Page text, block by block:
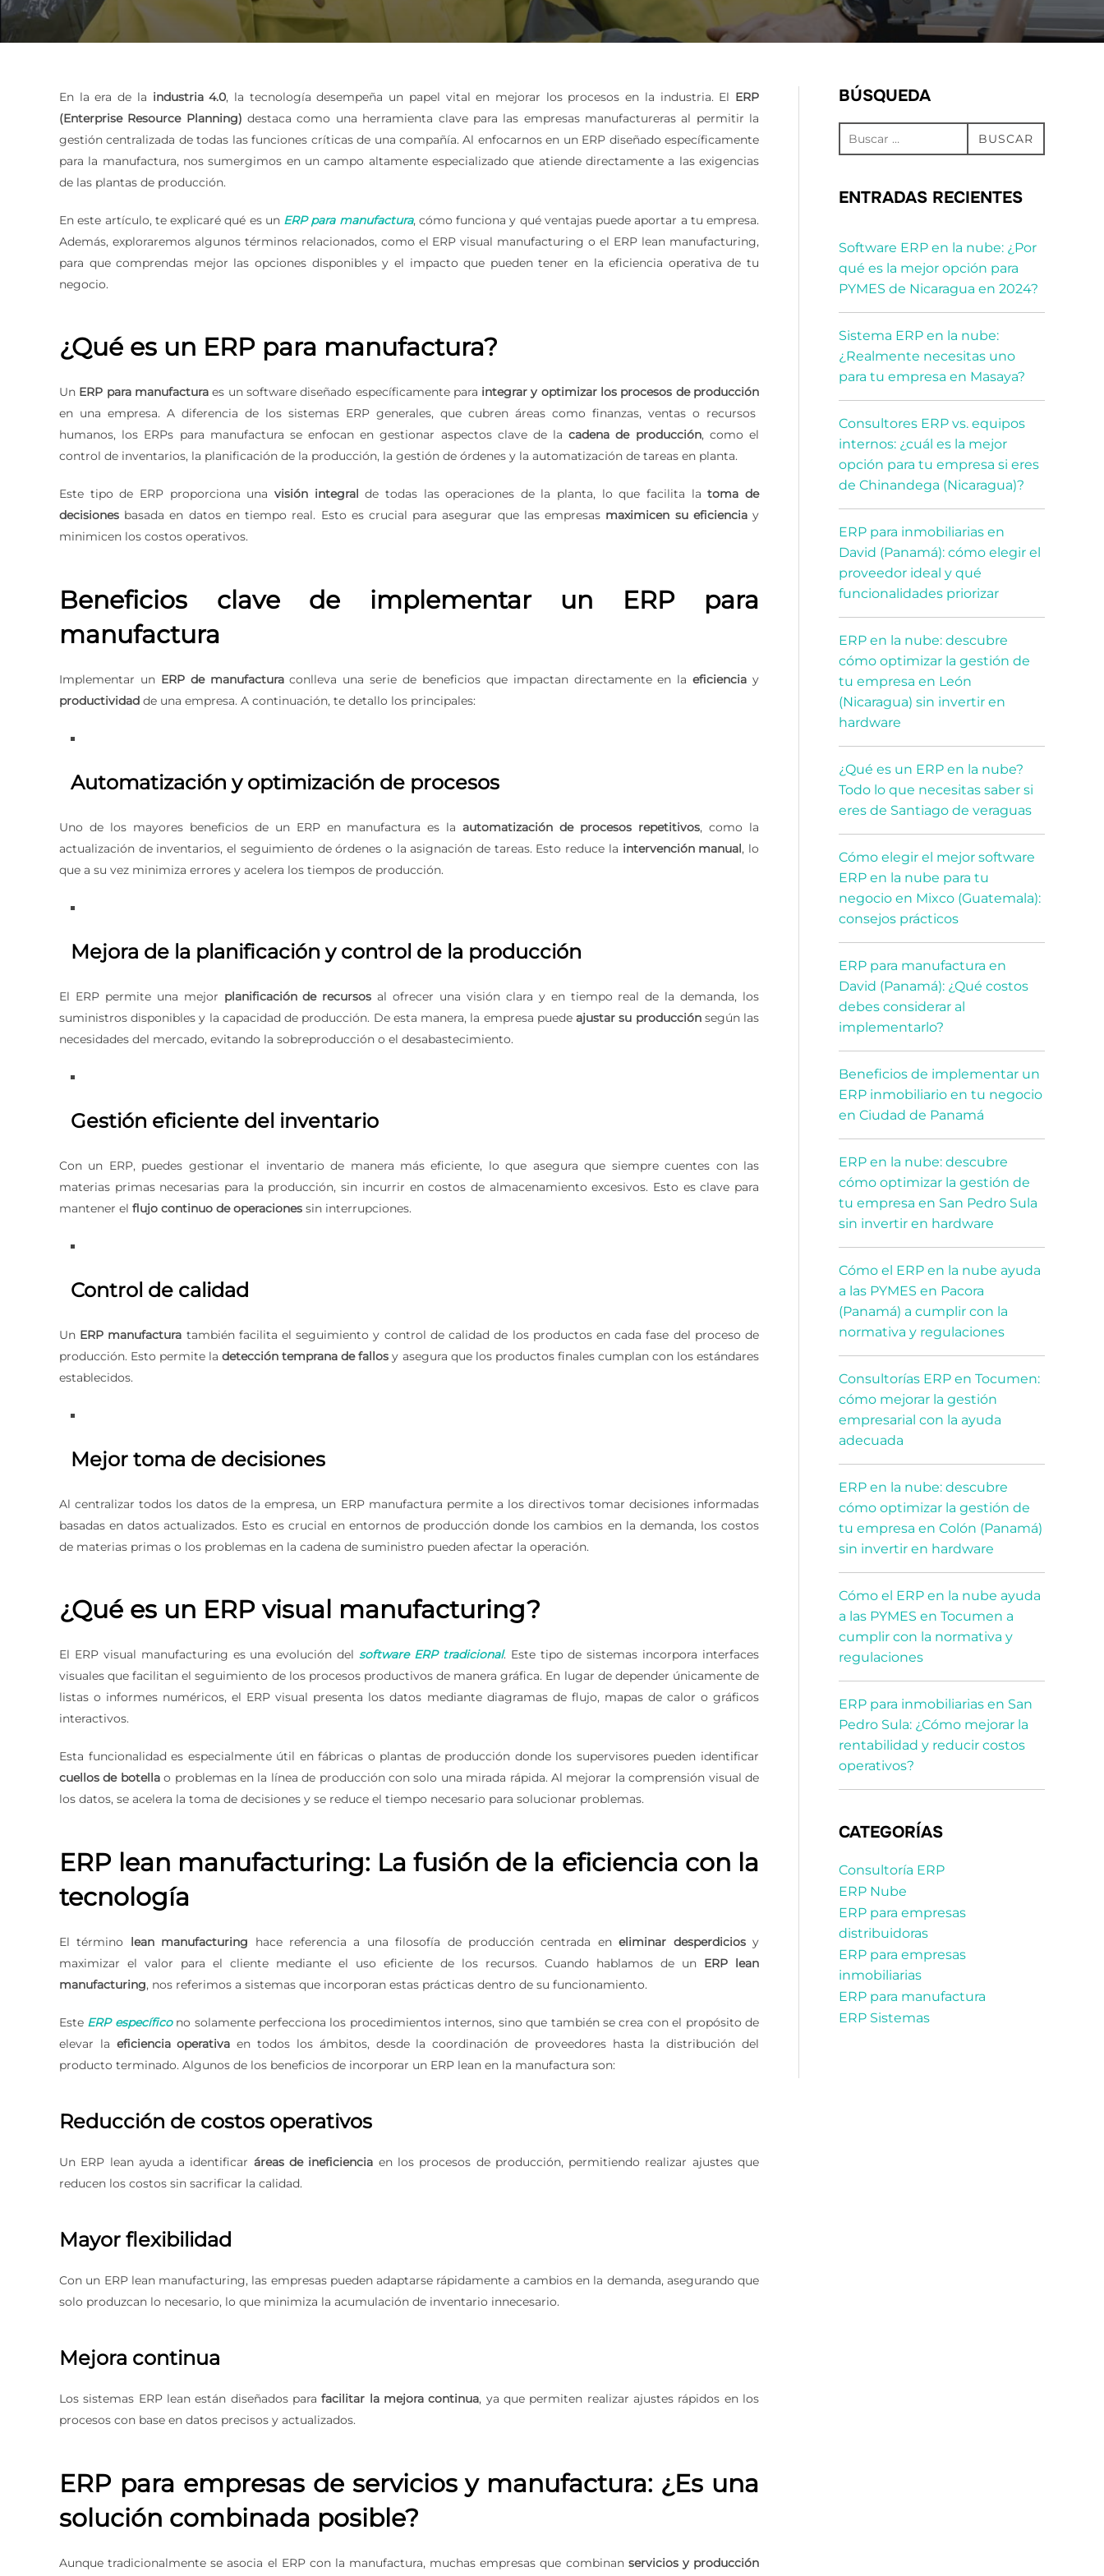
En la era de la industria 4.0, la tecnología desempeña un papel vital en mejorar los procesos en la industria. El ERP
(Enterprise Resource Planning) destaca como una herramienta clave para las empresas manufactureras al permitir la
gestión centralizada de todas las funciones críticas de una compañía. Al enfocarnos en un ERP diseñado específicamente
para la manufactura, nos sumergimos en un campo altamente especializado que atiende directamente a las exigencias
de las plantas de producción.
En este artículo, te explicaré qué es un ERP para manufactura, cómo funciona y qué ventajas puede aportar a tu empresa.
Además, exploraremos algunos términos relacionados, como el ERP visual manufacturing o el ERP lean manufacturing,
para que comprendas mejor las opciones disponibles y el impacto que pueden tener en la eficiencia operativa de tu
negocio.
¿Qué es un ERP para manufactura?
Un ERP para manufacturaes un software diseñado específicamente para integrar y optimizar los procesos de producción
en una empresa. A diferencia de los sistemas ERP generales, que cubren áreas como finanzas, ventas o recursos
humanos, los ERPs para manufactura se enfocan en gestionar aspectos clave de lacadena de producción, como el
control de inventarios, la planificación de la producción, la gestión de órdenes y la automatización de tareas en planta.
Este tipo de ERP proporciona una visión integral de todas las operaciones de la planta, lo que facilita latoma de
decisiones basada en datos en tiempo real. Esto es crucial para asegurar que las empresas maximicen su eficienciay
minimicen los costos operativos.
Beneficios clave de implementar un ERP para
manufactura
Implementar un ERP de manufacturaconlleva una serie de beneficios que impactan directamente en laeficiencia y
productividad de una empresa. A continuación, te detallo los principales:
Automatización y optimización de procesos
Uno de los mayores beneficios de un ERP en manufactura es laautomatización de procesos repetitivos, como la
actualización de inventarios, el seguimiento de órdenes o la asignación de tareas. Esto reduce la intervención manual, lo
que a su vez minimiza errores y acelera los tiempos de producción.
Mejora de la planificación y control de la producción
El ERP permite una mejor planificación de recursos al ofrecer una visión clara y en tiempo real de la demanda, los
suministros disponibles y la capacidad de producción. De esta manera, la empresa puedeajustar su producciónsegún las
necesidades del mercado, evitando la sobreproducción o el desabastecimiento.
Gestión eficiente del inventario
Con un ERP, puedes gestionar el inventario de manera más eficiente, lo que asegura que siempre cuentes con las
materias primas necesarias para la producción, sin incurrir en costos de almacenamiento excesivos. Esto es clave para
mantener el flujo continuo de operaciones sin interrupciones.
Control de calidad
Un ERP manufactura también facilita el seguimiento y control de calidad de los productos en cada fase del proceso de
producción. Esto permite ladetección temprana de fallos y asegura que los productos finales cumplan con los estándares
establecidos.
Mejor toma de decisiones
Al centralizar todos los datos de la empresa, un ERP manufactura permite a los directivos tomar decisiones informadas
basadas en datos actualizados. Esto es crucial en entornos de producción donde los cambios en la demanda, los costos
de materias primas o los problemas en la cadena de suministro pueden afectar la operación.
¿Qué es un ERP visual manufacturing?
El ERP visual manufacturing es una evolución del software ERP tradicional. Este tipo de sistemas incorpora interfaces
visuales que facilitan el seguimiento de los procesos productivos de manera gráfica. En lugar de depender únicamente de
listas o informes numéricos, el ERP visual presenta los datos mediante diagramas de flujo, mapas de calor o gráficos
interactivos.
Esta funcionalidad es especialmente útil en fábricas o plantas de producción donde los supervisores pueden identificar
cuellos de botellao problemas en la línea de producción con solo una mirada rápida. Al mejorar la comprensión visual de
los datos, se acelera la toma de decisiones y se reduce el tiempo necesario para solucionar problemas.
ERP lean manufacturing: La fusión de la eficiencia con la
tecnología
El término lean manufacturing hace referencia a una filosofía de producción centrada eneliminar desperdiciosy
maximizar el valor para el cliente mediante el uso eficiente de los recursos. Cuando hablamos de un ERP lean
manufacturing, nos referimos a sistemas que incorporan estas prácticas dentro de su funcionamiento.
Este ERP específicono solamente perfecciona los procedimientos internos, sino que también se crea con el propósito de
elevar la eficiencia operativa en todos los ámbitos, desde la coordinación de proveedores hasta la distribución del
producto terminado. Algunos de los beneficios de incorporar un ERP lean en la manufactura son:
Reducción de costos operativos
Un ERP lean ayuda a identificar áreas de ineficiencia en los procesos de producción, permitiendo realizar ajustes que
reducen los costos sin sacrificar la calidad.
Mayor flexibilidad
Con un ERP lean manufacturing, las empresas pueden adaptarse rápidamente a cambios en la demanda, asegurando que
solo produzcan lo necesario, lo que minimiza la acumulación de inventario innecesario.
Mejora continua
Los sistemas ERP lean están diseñados parafacilitar la mejora continua, ya que permiten realizar ajustes rápidos en los
procesos con base en datos precisos y actualizados.
ERP para empresas de servicios y manufactura: ¿Es una
solución combinada posible?
Aunque tradicionalmente se asocia el ERP con la manufactura, muchas empresas que combinan servicios y producción
BÚSQUEDA
Buscar: BUSCAR
ENTRADAS RECIENTES
Software ERP en la nube: ¿Por
qué es la mejor opción para
PYMES de Nicaragua en 2024?
Sistema ERP en la nube:
¿Realmente necesitas uno
para tu empresa en Masaya?
Consultores ERP vs. equipos
internos: ¿cuál es la mejor
opción para tu empresa si eres
de Chinandega (Nicaragua)?
ERP para inmobiliarias en
David (Panamá): cómo elegir el
proveedor ideal y qué
funcionalidades priorizar
ERP en la nube: descubre
cómo optimizar la gestión de
tu empresa en León
(Nicaragua) sin invertir en
hardware
¿Qué es un ERP en la nube?
Todo lo que necesitas saber si
eres de Santiago de veraguas
Cómo elegir el mejor software
ERP en la nube para tu
negocio en Mixco (Guatemala):
consejos prácticos
ERP para manufactura en
David (Panamá): ¿Qué costos
debes considerar al
implementarlo?
Beneficios de implementar un
ERP inmobiliario en tu negocio
en Ciudad de Panamá
ERP en la nube: descubre
cómo optimizar la gestión de
tu empresa en San Pedro Sula
sin invertir en hardware
Cómo el ERP en la nube ayuda
a las PYMES en Pacora
(Panamá) a cumplir con la
normativa y regulaciones
Consultorías ERP en Tocumen:
cómo mejorar la gestión
empresarial con la ayuda
adecuada
ERP en la nube: descubre
cómo optimizar la gestión de
tu empresa en Colón (Panamá)
sin invertir en hardware
Cómo el ERP en la nube ayuda
a las PYMES en Tocumen a
cumplir con la normativa y
regulaciones
ERP para inmobiliarias en San
Pedro Sula: ¿Cómo mejorar la
rentabilidad y reducir costos
operativos?
CATEGORÍAS
Consultoría ERP
ERP Nube
ERP para empresas
distribuidoras
ERP para empresas
inmobiliarias
ERP para manufactura
ERP Sistemas